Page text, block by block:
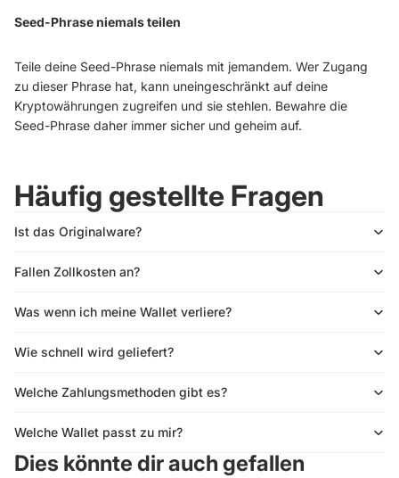
Seed-Phrase niemals teilen
Teile deine Seed-Phrase niemals mit jemandem. Wer Zugang
zu dieser Phrase hat, kann uneingeschränkt auf deine
Kryptowährungen zugreifen und sie stehlen. Bewahre die
Seed-Phrase daher immer sicher und geheim auf.
Häufig gestellte Fragen
Ist das Originalware?
Fallen Zollkosten an?
Was wenn ich meine Wallet verliere?
Wie schnell wird geliefert?
Welche Zahlungsmethoden gibt es?
Welche Wallet passt zu mir?
Dies könnte dir auch gefallen